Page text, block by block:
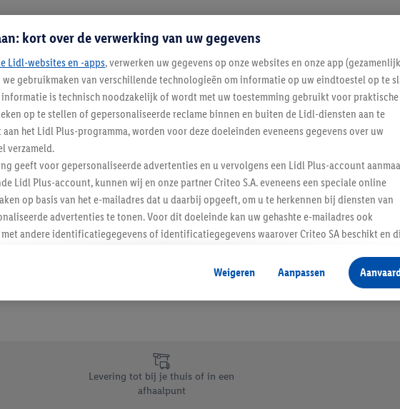
Blijf op de hoogte
Schrijf je in op de newsletter
Levering tot bij je thuis of in een
afhaalpunt
kort over de verwerking van uw gegevens
Lidl-websites en -apps, verwerken uw gegevens op onze websites en onze app
gebruikmaken van verschillende technologieën om informatie op uw eindtoestel op te
informatie is technisch noodzakelijk of wordt met uw toestemming gebruikt voor praktische
op te stellen of gepersonaliseerde reclame binnen en buiten de Lidl-diensten aan te
het Lidl Plus-programma, worden voor deze doeleinden eveneens gegevens over uw
verzameld.
geeft voor gepersonaliseerde advertenties en u vervolgens een Lidl Plus-account
Lidl Plus-account, kunnen wij en onze partner Criteo S.A. eveneens een speciale online
op basis van het e-mailadres dat u daarbij opgeeft, om u te herkennen bij diensten van
advertenties te tonen. Voor dit doeleinde kan uw gehashte e-mailadres ook
andere identificatiegegevens of identificatiegegevens waarover Criteo SA beschikt en
kunnen advertenties in het kader van retargeting, d.w.z. advertenties voor producten
(bijvoorbeeld door het product in de webshop aan uw winkelmandje toe te voegen, maar
apparaten en verschillende Lidl-diensten worden weergegeven als er met
u individuele doeleinden toestaan en meer informatie vinden over de gegevensverwerking.
kunt u alleen het gebruik van de noodzakelijke technologieën toestaan. Door op
stemt u in met alle verwerkingen voor alle bovengenoemde doeleinden. Meer informatie,
Weigeren Aanpassen